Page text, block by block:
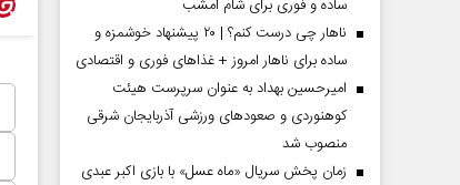
ساده و فوری برای شام امشب
ناهار چی درست کنم؟ | ۲۰ پیشنهاد خوشمزه و
ساده برای ناهار امروز + غذاهای فوری و اقتصادی
امیرحسین بهداد به عنوان سرپرست هیئت
کوهنوردی و صعودهای ورزشی آذربایجان شرقی
منصوب شد
زمان پخش سریال «ماه عسل» با بازی اکبر عبدی